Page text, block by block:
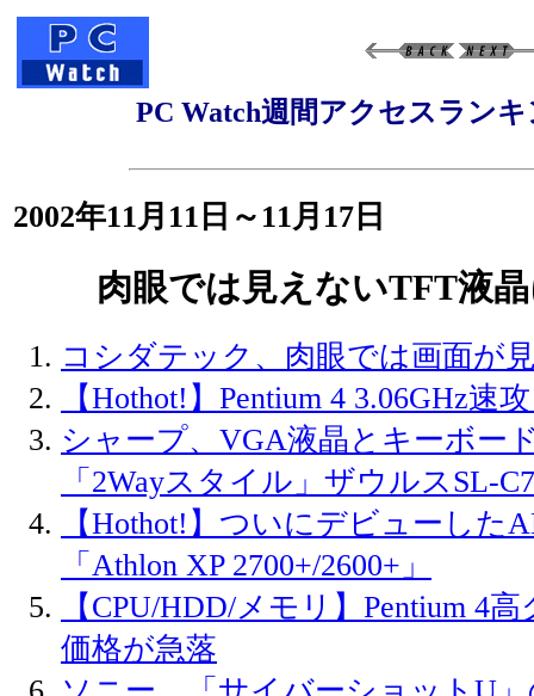
PC Watch週間アクセスラン
2002年11月11日～11月17日
肉眼では見えないTFT液
コシダテック、肉眼では画面が
【Hothot!】Pentium 4 3.06GHz速
シャープ、VGA液晶とキーボー
「2Wayスタイル」ザウルスSL-
【Hothot!】ついにデビューした
「Athlon XP 2700+/2600+」
【CPU/HDD/メモリ】Pentium 4
価格が急落